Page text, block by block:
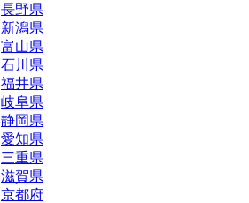
長野県
新潟県
富山県
石川県
福井県
岐阜県
静岡県
愛知県
三重県
滋賀県
京都府